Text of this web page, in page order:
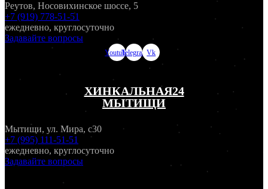
Реутов, Носовихинское шоссе, 5
+7 (919) 778-51-51
ежедневно, круглосуточно
Задавайте вопросы
YoutubeTelegramVk
ХИНКАЛЬНАЯ24
МЫТИЩИ
Мытищи, ул. Мира, с30
+7 (995) 111-51-51
ежедневно, круглосуточно
Задавайте вопросы